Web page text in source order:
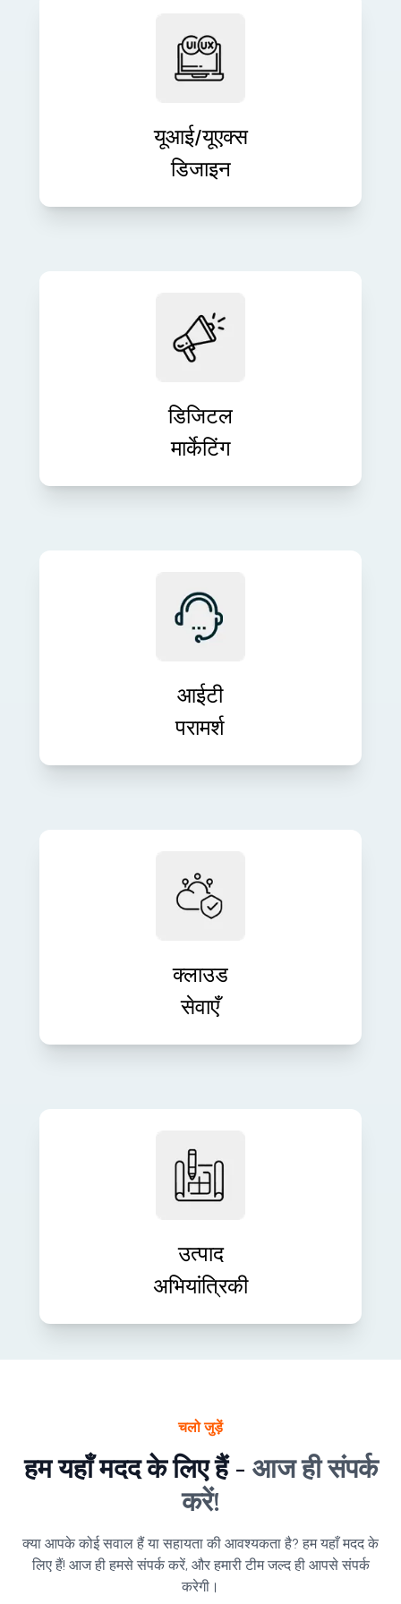
यूआई/यूएक्स
डिजाइन
हमारे रचनात्मक और उपयोगकर्ता-केंद्रित
जो बातचीत और संतुष्टि को बढ़ाते हैं।
डिजिटल
मार्केटिंग
स्मार्ट डिजिटल रणनीतियों के साथ अपने ब्रांड
की दृश्यता बढ़ाएँ और लीड उत्पन्न करें। SEO
परिणाम प्रदान करते हैं।
आईटी
परामर्श
अपने व्यावसायिक लक्ष्यों के साथ तकनीक को
संरेखित करने के लिए विशेषज्ञ आईटी मार्गदर्शन
और दीर्घकालिक विकास को बढ़ावा देती हैं।
क्लाउड
सेवाएँ
आत्मविश्वास के साथ क्लाउड इन्फ्रास्ट्रक्चर
और प्रदर्शन को बढ़ाते हैं।
उत्पाद
अभियांत्रिकी
हमारी संपूर्ण इंजीनियरिंग सेवाओं के साथ अपने
उत्पाद विचारों को शक्तिशाली डिजिटल
तैयार और भविष्य के लिए उपयुक्त हों।
चलो जुड़ें
हम यहाँ मदद के लिए हैं - आज ही संपर्क
करें!
क्या आपके कोई सवाल हैं या सहायता की आवश्यकता है? हम यहाँ मदद के
लिए हैं! आज ही हमसे संपर्क करें, और हमारी टीम जल्द ही आपसे संपर्क
करेगी।